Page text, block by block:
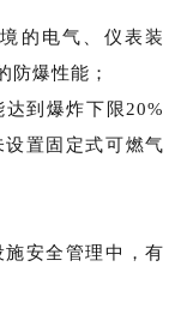
的电气、仪表装
防爆性能；
达到爆炸下限20%
置固定式可燃气
安全管理中，有